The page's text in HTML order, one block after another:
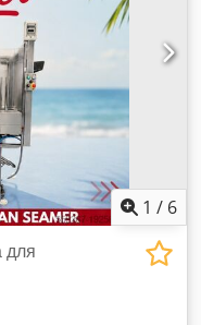
1 / 6
для